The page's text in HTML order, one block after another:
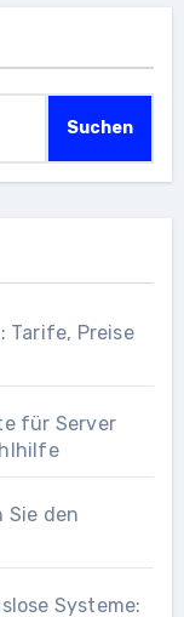
Suchen
Tarife, Preise
für Server
Sie den
Systeme: